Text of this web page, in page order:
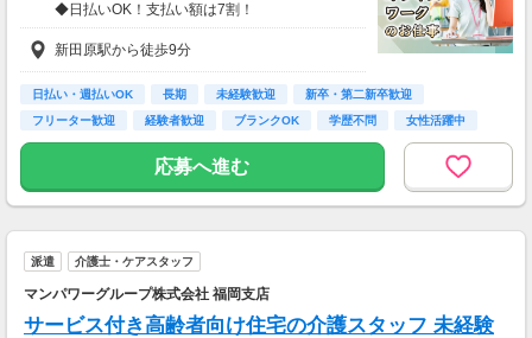
◆日払いOK！支払い額は7割！
※規定・支払い条件有
新田原駅から徒歩9分
日払い・週払いOK 長期 未経験歓迎
新卒・第二新卒歓迎
フリーター歓迎
経験者歓迎 ブランクOK 学歴不問 女性活躍中
応募へ進む
派遣 介護士・ケアスタッフ
マンパワーグループ株式会社 福岡支店
サービス付き高齢者向け住宅の介護スタッフ 未経験